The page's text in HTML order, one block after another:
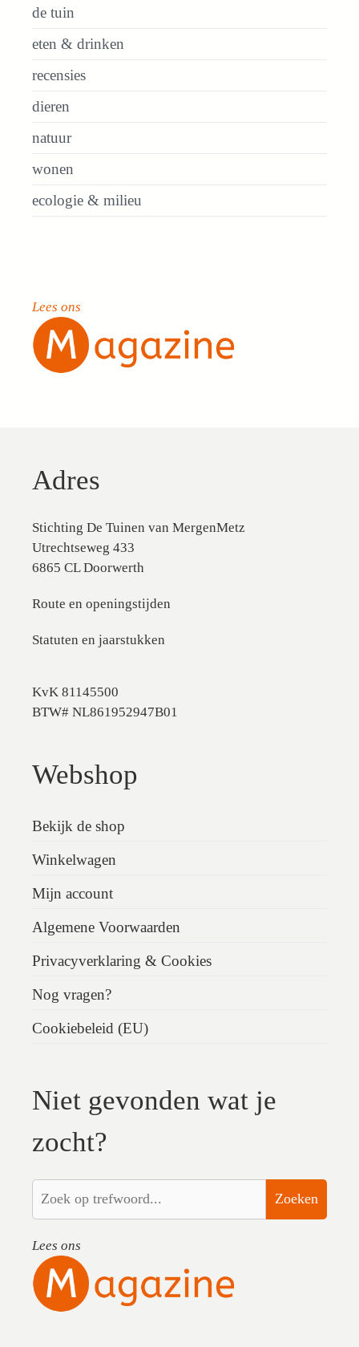
de tuin
eten & drinken
recensies
dieren
natuur
wonen
ecologie & milieu
Lees ons
Adres
Stichting De Tuinen van MergenMetz
Utrechtseweg 433
6865 CL Doorwerth
Route en openingstijden
Statuten en jaarstukken
KvK 81145500
BTW# NL861952947B01
Webshop
Bekijk de shop
Winkelwagen
Mijn account
Algemene Voorwaarden
Privacyverklaring & Cookies
Nog vragen?
Cookiebeleid (EU)
Niet gevonden wat je
zocht?
Zoeken
Lees ons